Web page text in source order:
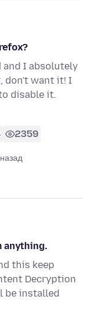
and I absolutely
don't want it! I
disable it.
2359
anything.
this keep
Decryption
be installed